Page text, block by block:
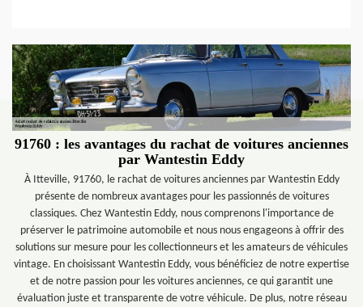
91760 : les avantages du rachat de voitures anciennes
par Wantestin Eddy
À Itteville, 91760, le rachat de voitures anciennes par Wantestin Eddy
présente de nombreux avantages pour les passionnés de voitures
classiques. Chez Wantestin Eddy, nous comprenons l'importance de
préserver le patrimoine automobile et nous nous engageons à offrir des
solutions sur mesure pour les collectionneurs et les amateurs de véhicules
vintage. En choisissant Wantestin Eddy, vous bénéficiez de notre expertise
et de notre passion pour les voitures anciennes, ce qui garantit une
évaluation juste et transparente de votre véhicule. De plus, notre réseau